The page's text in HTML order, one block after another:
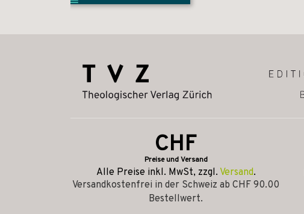
CHF
Preise und Versand
Alle Preise inkl. MwSt, zzgl. Versand.
Versandkostenfrei in der Schweiz ab CHF 90.00
Bestellwert.